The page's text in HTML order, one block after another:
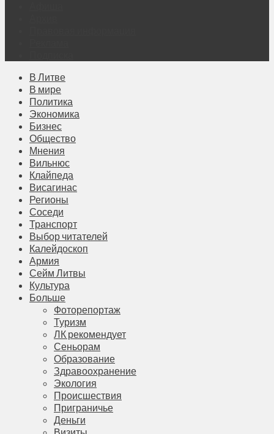
В Литве
В мире
Политика
Экономика
Бизнес
Общество
Мнения
Вильнюс
Клайпеда
Висагинас
Регионы
Соседи
Транспорт
Выбор читателей
Калейдоскоп
Армия
Сейм Литвы
Культура
Больше
Фоторепортаж
Туризм
ЛК рекомендует
Сеньорам
Образование
Здравоохранение
Экология
Происшествия
Приграничье
Деньги